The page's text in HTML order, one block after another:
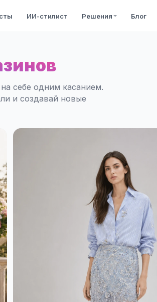
ИИ-стилист Решения Блог
себе одним касанием.
и создавай новые